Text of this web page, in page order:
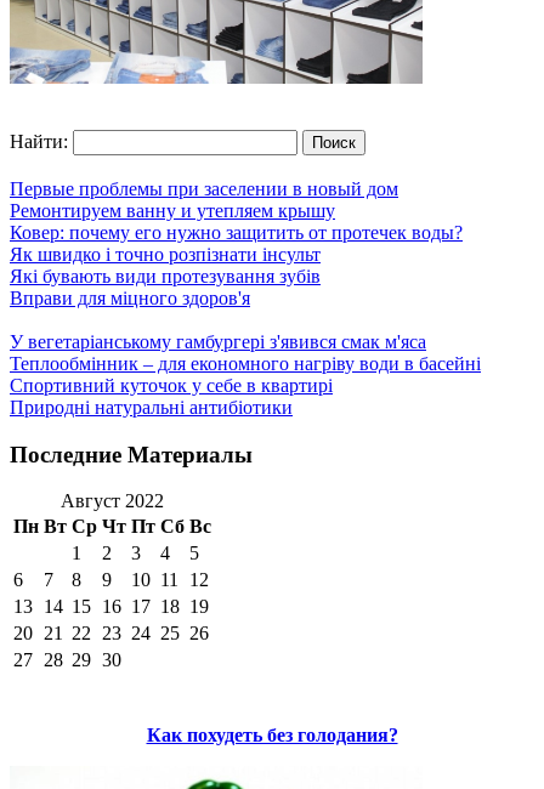
Найти:
Первые проблемы при заселении в новый дом
Ремонтируем ванну и утепляем крышу
Ковер: почему его нужно защитить от протечек воды?
Як швидко і точно розпізнати інсульт
Які бувають види протезування зубів
Вправи для міцного здоров'я
У вегетаріанському гамбургері з'явився смак м'яса
Теплообмінник – для економного нагріву води в басейні
Спортивний куточок у себе в квартирі
Природні натуральні антибіотики
Последние Материалы
Август 2022
Пн Вт Ср Чт Пт Сб Вс
1
2 3 4
5
6
7 8 9 10 11
12
13 14 15 16 17 18 19
20 21 22 23 24 25 26
27 28 29 30
Как похудеть без голодания?